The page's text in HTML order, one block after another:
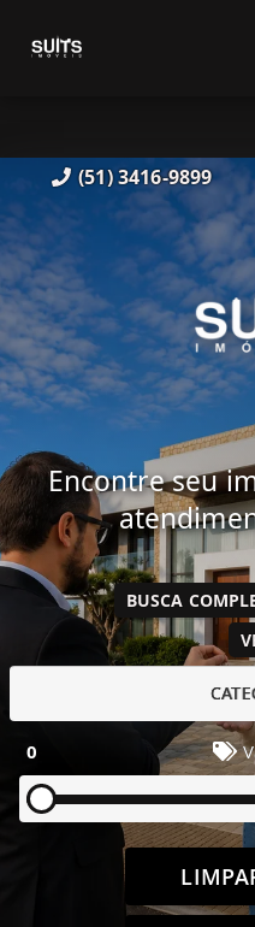
(51) 3416-9899
Encontre seu
BUSCA
0